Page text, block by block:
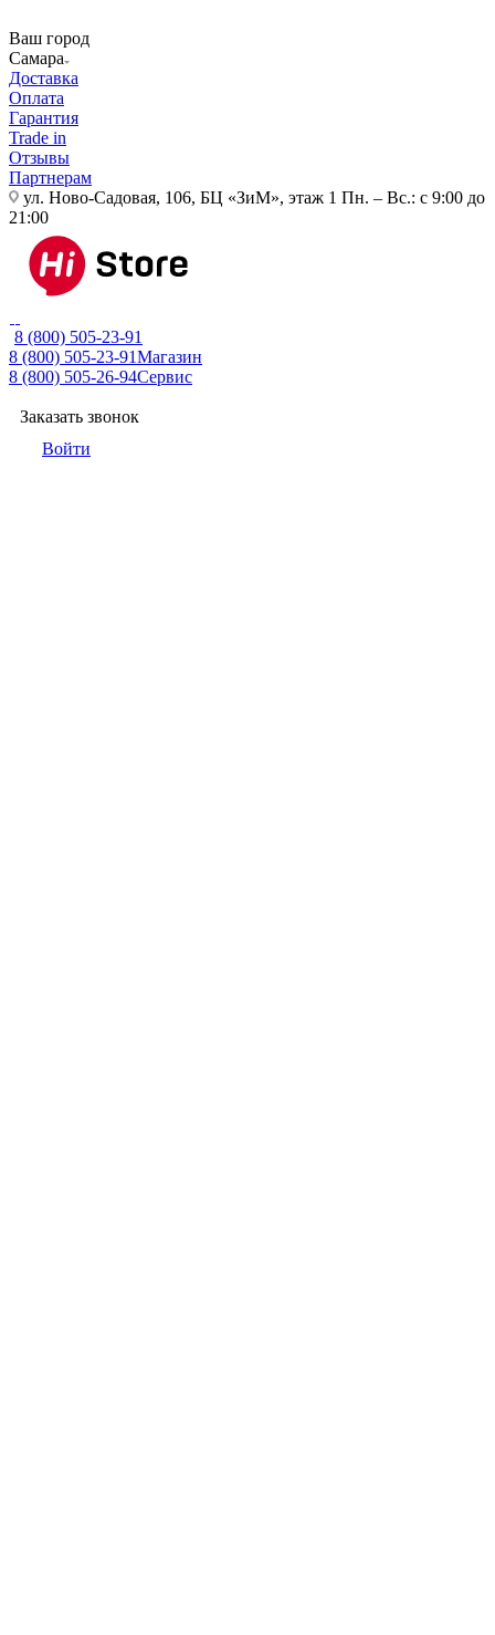
Ваш город
Самара
Доставка
Оплата
Гарантия
Trade in
Отзывы
Партнерам
ул. Ново-Садовая, 106, БЦ «ЗиМ», этаж 1 Пн. – Вс.: с 9:00 до
21:00
8 (800) 505-23-91
8 (800) 505-23-91Магазин
8 (800) 505-26-94Сервис
Заказать звонок
Войти